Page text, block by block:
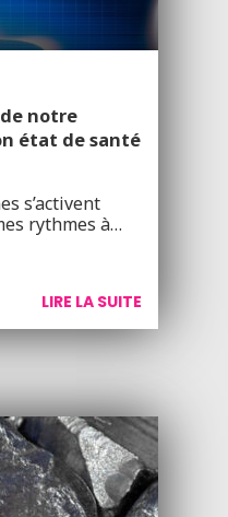
notre
état de santé
s’activent
rythmes à…
LIRE LA SUITE